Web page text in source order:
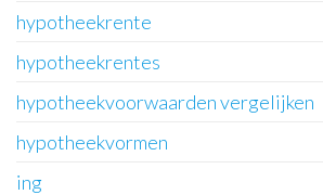
hypotheekrente
hypotheekrentes
hypotheekvoorwaarden vergelijken
hypotheekvormen
ing